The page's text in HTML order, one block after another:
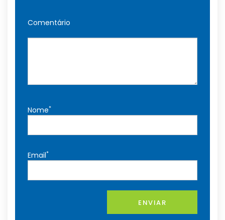
Comentário
Nome*
Email*
ENVIAR